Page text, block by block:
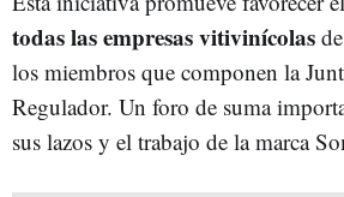
todas las empresas vitivinícolas
los miembros que componen la
Regulador. Un foro de suma
sus lazos y el trabajo de la marca